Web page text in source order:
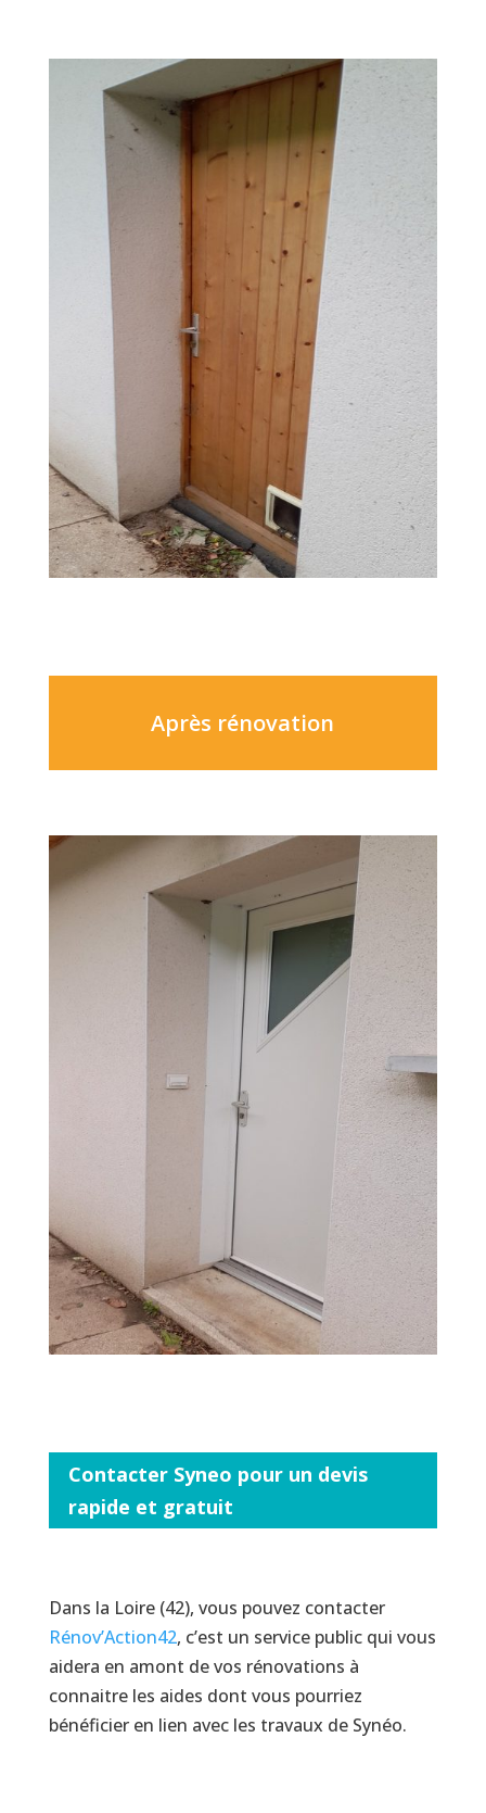
Après rénovation
Contacter Syneo pour un devis
rapide et gratuit
Dans la Loire (42), vous pouvez contacter
Rénov’Action42, c’est un service public qui vous
aidera en amont de vos rénovations à
connaitre les aides dont vous pourriez
bénéficier en lien avec les travaux de Synéo.